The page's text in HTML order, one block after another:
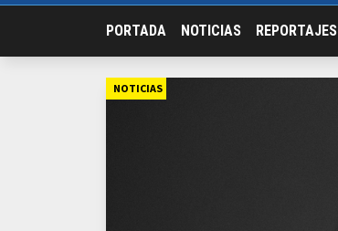
PORTADA NOTICIAS REPORTAJES
NOTICIAS